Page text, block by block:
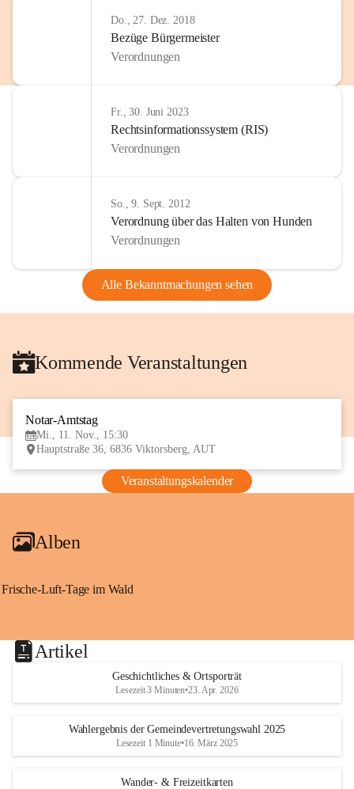
Do., 27. Dez. 2018
Bezüge Bürgermeister
Verordnungen
Fr., 30. Juni 2023
Rechtsinformationssystem (RIS)
Verordnungen
So., 9. Sept. 2012
Verordnung über das Halten von Hunden
Verordnungen
Alle Bekanntmachungen sehen
Kommende Veranstaltungen
Notar-Amtstag
Mi., 11. Nov., 15:30
Hauptstraße 36, 6836 Viktorsberg, AUT
Veranstaltungskalender
Alben
Frische-Luft-Tage im Wald
Artikel
Geschichtliches & Ortsporträt
Lesezeit 3 Minuten•23. Apr. 2026
Wahlergebnis der Gemeindevertretungswahl 2025
Lesezeit 1 Minute•16. März 2025
Wander- & Freizeitkarten